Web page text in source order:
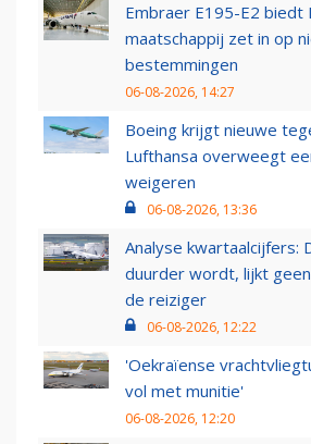
Embraer E195-E2 biedt
maatschappij zet in op
bestemmingen
06-08-2026, 14:27
Boeing krijgt nieuwe
Lufthansa overweegt
weigeren
06-08-2026, 13:36
Analyse kwartaalcijfers:
duurder wordt, lijkt
de reiziger
06-08-2026, 12:22
'Oekraïense
vol met munitie'
06-08-2026, 12:20